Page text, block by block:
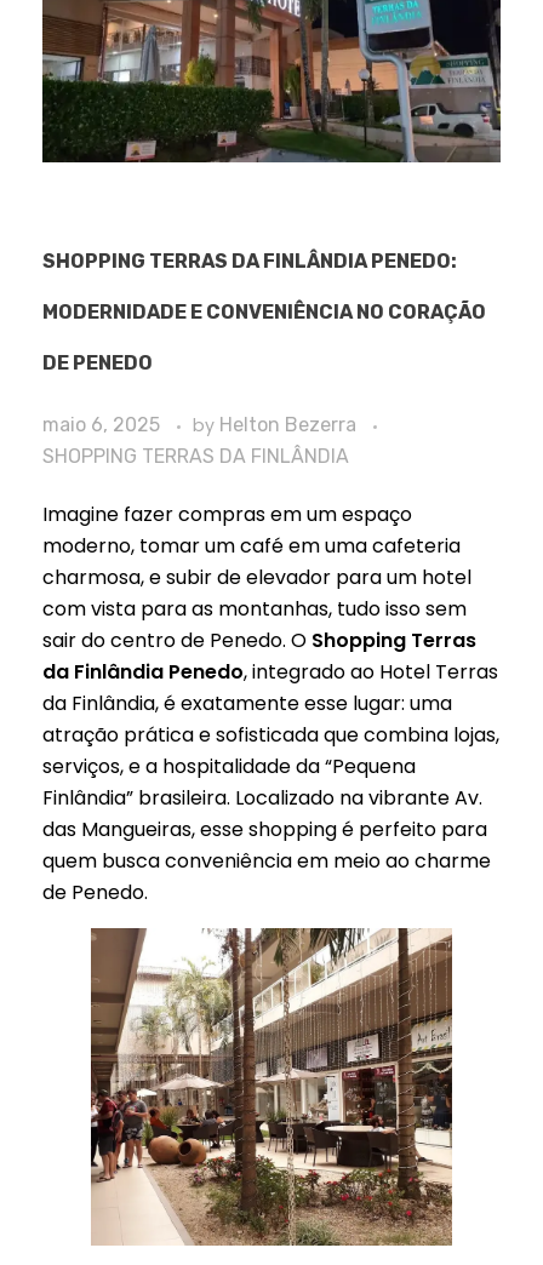
SHOPPING TERRAS DA FINLÂNDIA PENEDO:
MODERNIDADE E CONVENIÊNCIA NO CORAÇÃO
DE PENEDO
maio 6, 2025 by Helton Bezerra
SHOPPING TERRAS DA FINLÂNDIA
Imagine fazer compras em um espaço
moderno, tomar um café em uma cafeteria
charmosa, e subir de elevador para um hotel
com vista para as montanhas, tudo isso sem
sair do centro de Penedo. O Shopping Terras
da Finlândia Penedo, integrado ao Hotel Terras
da Finlândia, é exatamente esse lugar: uma
atração prática e sofisticada que combina lojas,
serviços, e a hospitalidade da “Pequena
Finlândia” brasileira. Localizado na vibrante Av.
das Mangueiras, esse shopping é perfeito para
quem busca conveniência em meio ao charme
de Penedo.